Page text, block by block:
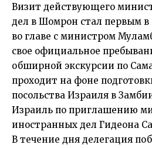
Визит действующего
дел в Шомрон стал первым в
во главе с министром
свое официальное
обширной экскурсии по
проходит на фоне
посольства Израиля в
Израиль по приглашению
иностранных дел Гидеона
В течение дня делегация